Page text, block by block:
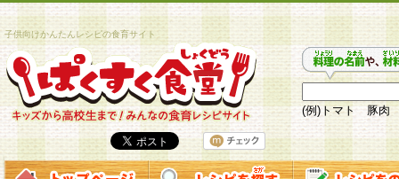
子供向けかんたんレシピの食育サイト
(例)トマト 豚肉